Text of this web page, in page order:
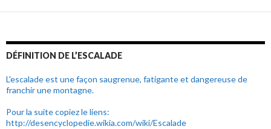
DÉFINITION DE L’ESCALADE
L'escalade est une façon saugrenue, fatigante et dangereuse de
franchir une montagne.
Pour la suite copiez le liens:
http://desencyclopedie.wikia.com/wiki/Escalade